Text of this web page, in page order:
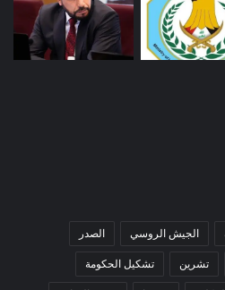
الجيش الروسي الصدر
تشرين تشكيل الحكومة